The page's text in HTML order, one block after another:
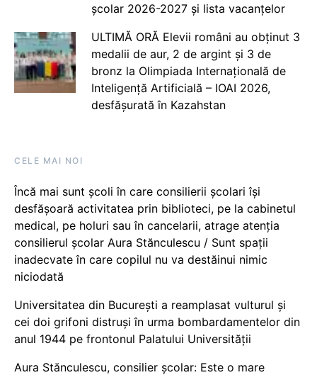
școlar 2026-2027 și lista vacanțelor
ULTIMĂ ORĂ Elevii români au obținut 3
medalii de aur, 2 de argint și 3 de
bronz la Olimpiada Internațională de
Inteligență Artificială – IOAI 2026,
desfășurată în Kazahstan
CELE MAI NOI
Încă mai sunt școli în care consilierii școlari își
desfășoară activitatea prin biblioteci, pe la cabinetul
medical, pe holuri sau în cancelarii, atrage atenția
consilierul școlar Aura Stănculescu / Sunt spații
inadecvate în care copilul nu va destăinui nimic
niciodată
Universitatea din București a reamplasat vulturul și
cei doi grifoni distruși în urma bombardamentelor din
anul 1944 pe frontonul Palatului Universității
Aura Stănculescu, consilier școlar: Este o mare